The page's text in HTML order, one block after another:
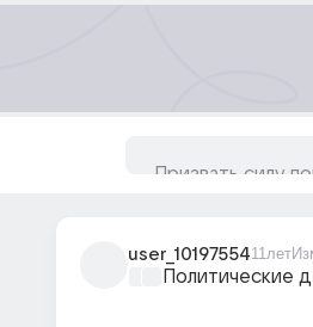
user_1019755411лет
Политические